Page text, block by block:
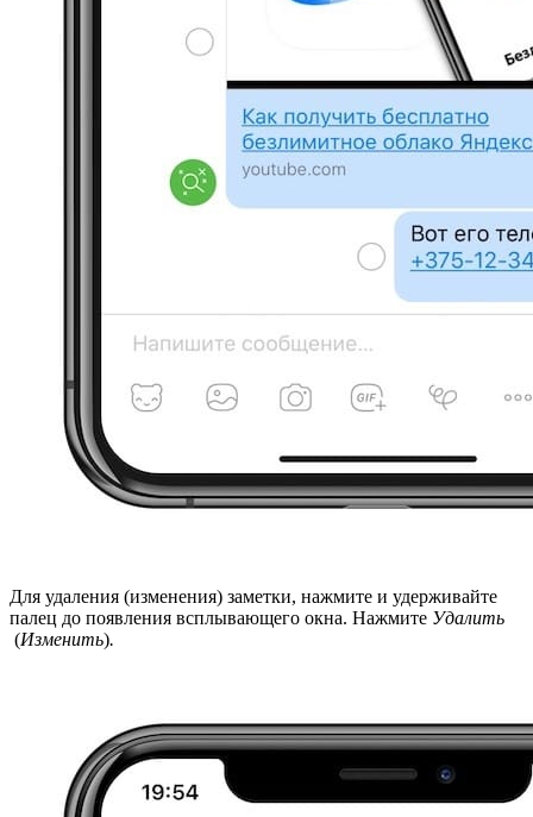
Для удаления (изменения) заметки, нажмите и удерживайте
палец до появления всплывающего окна. Нажмите Удалить
(Изменить).